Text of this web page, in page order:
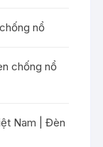
nổ
chống nổ
Nam | Đèn